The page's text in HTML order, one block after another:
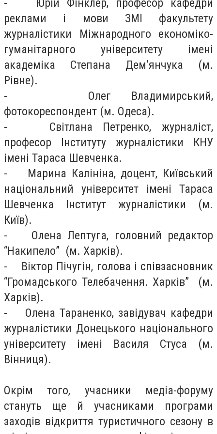
реклами і мови ЗМІ факультету
журналістики Міжнародного економіко-
гуманітарного університету імені
академіка Степана Дем’янчука (м.
Рівне).
- Олег Владимирський,
фотокореспондент (м. Одеса).
- Світлана Петренко, журналіст,
професор Інституту журналістики КНУ
імені Тараса Шевченка.
- Марина Калініна, доцент, Київський
національний університет імені Тараса
Шевченка Інститут журналістики (м.
Київ).
- Олена Лептуга, головний редактор
“Накипело” (м. Харків).
- Віктор Пічугін, голова і співзасновник
“Громадського Телебачення. Харків” (м.
Харків).
- Олена Тараненко, завідувач кафедри
журналістики Донецького національного
університету імені Василя Стуса (м.
Вінниця).
Окрім того, учасники медіа-форуму
стануть ще й учасниками програми
заходів відкриття туристичного сезону в